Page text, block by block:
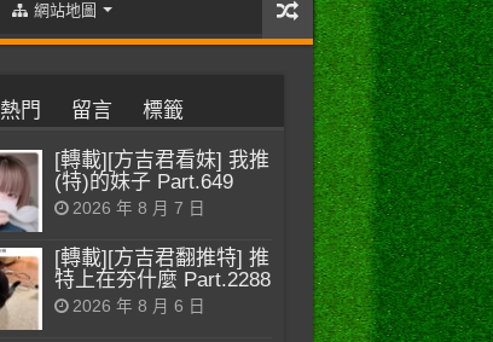
網站地圖
熱門 留言 標籤
[轉載][方吉君看妹] 我推
(特)的妹子 Part.649
2026 年 8 月 7 日
[轉載][方吉君翻推特] 推
特上在夯什麼 Part.2288
2026 年 8 月 6 日